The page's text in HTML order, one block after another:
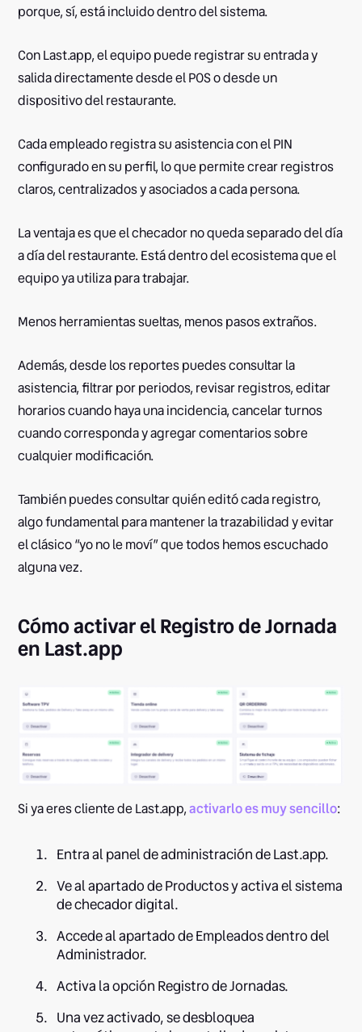
porque, sí, está incluido dentro del sistema.
Con Last.app, el equipo puede registrar su entrada y
salida directamente desde el POS o desde un
dispositivo del restaurante.
Cada empleado registra su asistencia con el PIN
configurado en su perfil, lo que permite crear registros
claros, centralizados y asociados a cada persona.
La ventaja es que el checador no queda separado del día
a día del restaurante. Está dentro del ecosistema que el
equipo ya utiliza para trabajar.
Menos herramientas sueltas, menos pasos extraños.
Además, desde los reportes puedes consultar la
asistencia, filtrar por periodos, revisar registros, editar
horarios cuando haya una incidencia, cancelar turnos
cuando corresponda y agregar comentarios sobre
cualquier modificación.
También puedes consultar quién editó cada registro,
algo fundamental para mantener la trazabilidad y evitar
el clásico “yo no le moví” que todos hemos escuchado
alguna vez.
Cómo activar el Registro de Jornada
en Last.app
Si ya eres cliente de Last.app,activarlo es muy sencillo:
Entra al panel de administración de Last.app.
Ve al apartado de Productos y activa el sistema
de checador digital.
Accede al apartado de Empleados dentro del
Administrador.
Activa la opción Registro de Jornadas.
Una vez activado, se desbloquea